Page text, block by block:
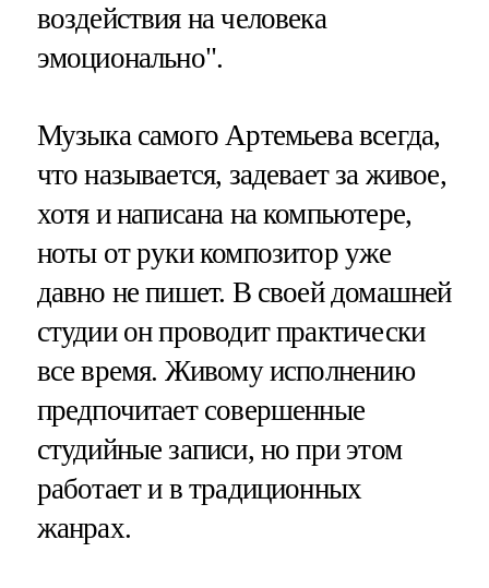
воздействия на человека
эмоционально".
Музыка самого Артемьева всегда,
что называется, задевает за живое,
хотя и написана на компьютере,
ноты от руки композитор уже
давно не пишет. В своей домашней
студии он проводит практически
все время. Живому исполнению
предпочитает совершенные
студийные записи, но при этом
работает и в традиционных
жанрах.